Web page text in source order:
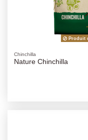
Produit
Chinchilla
Nature Chinchilla